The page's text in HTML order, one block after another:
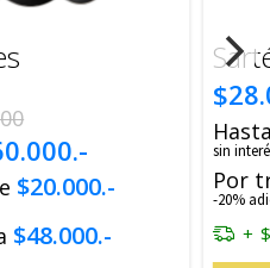
$20.000.-
$48.000.-
sin
Por
-20%
+